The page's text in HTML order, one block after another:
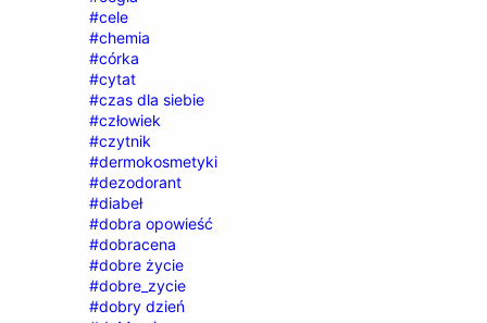
#cele
#chemia
#córka
#cytat
#czas dla siebie
#człowiek
#czytnik
#dermokosmetyki
#dezodorant
#diabeł
#dobra opowieść
#dobracena
#dobre życie
#dobre_zycie
#dobry dzień